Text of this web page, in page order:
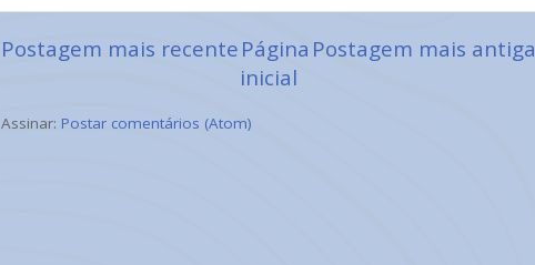
Postagem mais recente Postagem mais antiga
Página
inicial
Assinar: Postar comentários (Atom)